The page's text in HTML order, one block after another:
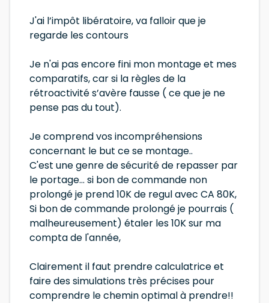
J'ai l’impôt libératoire, va falloir que je
regarde les contours
Je n'ai pas encore fini mon montage et mes
comparatifs, car si la règles de la
rétroactivité s’avère fausse ( ce que je ne
pense pas du tout).
Je comprend vos incompréhensions
concernant le but ce se montage..
C'est une genre de sécurité de repasser par
le portage... si bon de commande non
prolongé je prend 10K de regul avec CA 80K,
Si bon de commande prolongé je pourrais (
malheureusement) étaler les 10K sur ma
compta de l'année,
Clairement il faut prendre calculatrice et
faire des simulations très précises pour
comprendre le chemin optimal à prendre!!